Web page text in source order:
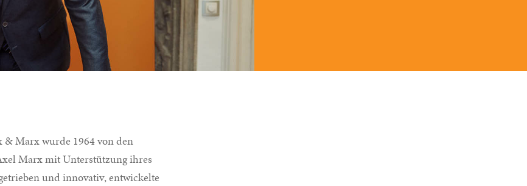
Marx wurde 1964 von den
Marx mit Unterstützung ihres
und innovativ, entwickelte